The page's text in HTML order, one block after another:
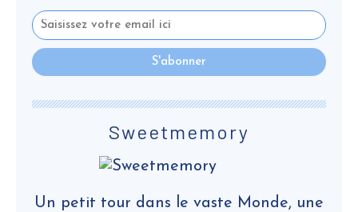
Sweetmemory
Un petit tour dans le vaste Monde, une